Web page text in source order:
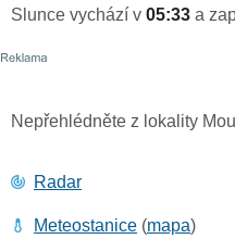
Slunce vychází v 05:33 a
Nepřehlédněte z lokality
Radar
Meteostanice (mapa)